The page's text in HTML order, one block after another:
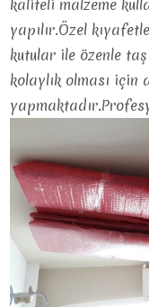
kaliteli malzeme
yapılır.Özel
kutular ile özenle
kolaylık olması için